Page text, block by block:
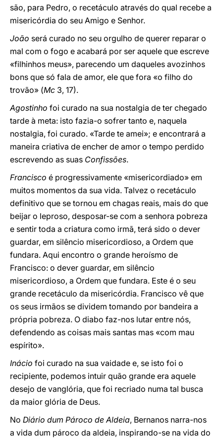
são, para Pedro, o recetáculo através do qual recebe a
misericórdia do seu Amigo e Senhor.
João será curado no seu orgulho de querer reparar o
mal com o fogo e acabará por ser aquele que escreve
«filhinhos meus», parecendo um daqueles avozinhos
bons que só fala de amor, ele que fora «o filho do
trovão» (Mc 3, 17).
Agostinho foi curado na sua nostalgia de ter chegado
tarde à meta: isto fazia-o sofrer tanto e, naquela
nostalgia, foi curado. «Tarde te amei»; e encontrará a
maneira criativa de encher de amor o tempo perdido
escrevendo as suas Confissões.
Francisco é progressivamente «misericordiado» em
muitos momentos da sua vida. Talvez o recetáculo
definitivo que se tornou em chagas reais, mais do que
beijar o leproso, desposar-se com a senhora pobreza
e sentir toda a criatura como irmã, terá sido o dever
guardar, em silêncio misericordioso, a Ordem que
fundara. Aqui encontro o grande heroísmo de
Francisco: o dever guardar, em silêncio
misericordioso, a Ordem que fundara. Este é o seu
grande recetáculo da misericórdia. Francisco vê que
os seus irmãos se dividem tomando por bandeira a
própria pobreza. O diabo faz-nos lutar entre nós,
defendendo as coisas mais santas mas «com mau
espírito».
Inácio foi curado na sua vaidade e, se isto foi o
recipiente, podemos intuir quão grande era aquele
desejo de vanglória, que foi recriado numa tal busca
da maior glória de Deus.
No Diário dum Pároco de Aldeia, Bernanos narra-nos
a vida dum pároco da aldeia, inspirando-se na vida do